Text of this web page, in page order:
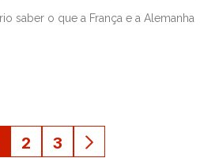
saber o que a França e a Alemanha
2 3